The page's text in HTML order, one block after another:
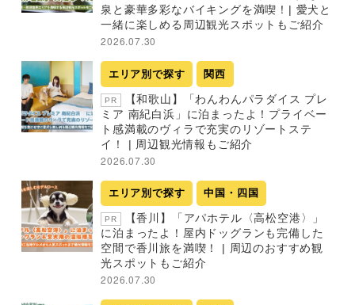
泉と豪華多彩なバイキングを満喫！| 愛犬と
一緒に楽しめる周辺観光スポットもご紹介
2026.07.30
エリア別で探す 関西
PR
【和歌山】「わんわんパラダイス プレ
ミア 南紀白浜」に泊まったよ！プライベー
ト感満載のヴィラで充実のリゾートステ
イ！ | 周辺観光情報もご紹介
2026.07.30
エリア別で探す 中国・四国
PR
【香川】「アパホテル〈高松空港〉」
に泊まったよ！屋内ドッグランも完備した
空間で香川旅を満喫！ | 周辺のおすすめ観
光スポットもご紹介
2026.07.30